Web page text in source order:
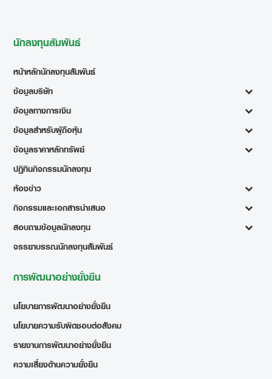
นักลงทุนสัมพันธ์
หน้าหลักนักลงทุนสัมพันธ์
ข้อมูลบริษัท
ข้อมูลทางการเงิน
ข้อมูลสำหรับผู้ถือหุ้น
ข้อมูลราคาหลักทรัพย์
ปฏิทินกิจกรรมนักลงทุน
ห้องข่าว
กิจกรรมและเอกสารนำเสนอ
สอบถามข้อมูลนักลงทุน
จรรยาบรรณนักลงทุนสัมพันธ์
การพัฒนาอย่างยั่งยืน
นโยบายการพัฒนาอย่างยั่งยืน
นโยบายความรับผิดชอบต่อสังคม
รายงานการพัฒนาอย่างยั่งยืน
ความเสี่ยงด้านความยั่งยืน